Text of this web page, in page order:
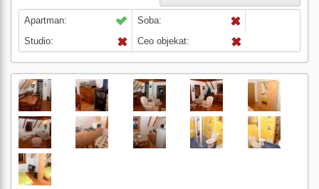
Apartman:
Soba:
Studio:
Ceo objekat: